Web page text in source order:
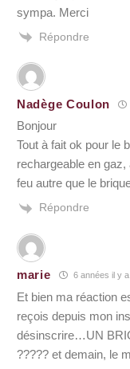
sympa. Merci
Répondre
Nadège Coulon
Bonjour
Tout à fait ok pour le
rechargeable en
feu autre que le
Répondre
marie 6 années il y a
Et bien ma réaction
reçois depuis mon
désinscrire…UN
????? et demain, le